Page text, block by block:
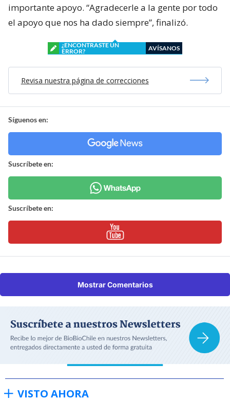
importante apoyo. “Agradecerle a la gente por todo
el apoyo que nos ha dado siempre”, finalizó.
¿ENCONTRASTE UN
ERROR?
AVÍSANOS
Revisa nuestra página de correcciones
Síguenos en:
Suscríbete en:
Suscríbete en:
Mostrar Comentarios
VISTO AHORA